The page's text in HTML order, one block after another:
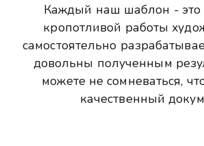
Каждый наш шаблон - это
кропотливой работы
самостоятельно
довольны полученным
можете не сомневаться,
качественный